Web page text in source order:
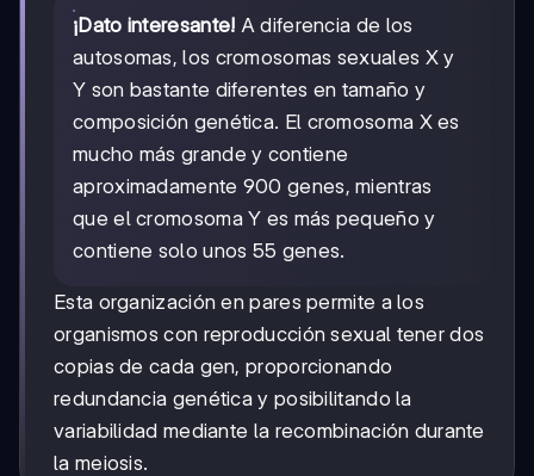
¡Dato interesante! A diferencia de los
autosomas, los cromosomas sexuales X y
Y son bastante diferentes en tamaño y
composición genética. El cromosoma X es
mucho más grande y contiene
aproximadamente 900 genes, mientras
que el cromosoma Y es más pequeño y
contiene solo unos 55 genes.
Esta organización en pares permite a los
organismos con reproducción sexual tener dos
copias de cada gen, proporcionando
redundancia genética y posibilitando la
variabilidad mediante la recombinación durante
la meiosis.